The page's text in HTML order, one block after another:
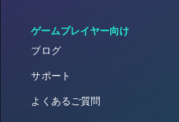
ゲームプレイヤー向け
ブログ
サポート
よくあるご質問